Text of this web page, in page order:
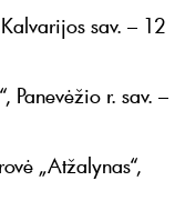
sav. – 12
Panevėžio r. sav. –
„Atžalynas“,